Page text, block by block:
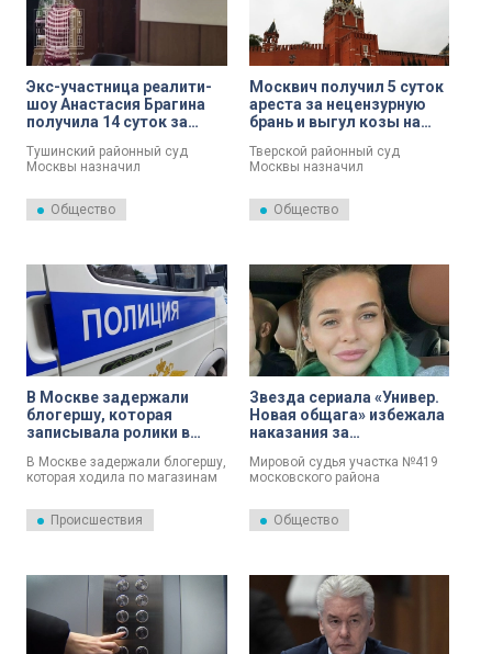
Экс-участница реалити-
шоу Анастасия Брагина
получила 14 суток за
Москве
Тушинский районный суд
Москвы назначил
бывшей участнице реалити-
шоу Анастасии Брагиной за
сообщили в пресс-службе
судов общей юрисдикции
Москвы.
Общество
Москвич получил 5 суток
ареста за нецензурную
брань и выгул козы на
Тверской районный суд
Москвы назначил
жителю столицы за
хулиганство. Об этом 21 июля
Общество
В Москве задержали
блогершу, которая
записывала ролики в
В Москве задержали блогершу,
которая ходила по магазинам
Происшествия
Звезда сериала «Универ.
Новая общага» избежала
наказания за
суд ограничился
замечанием
Мировой судья участка №419
московского района
производство по делу об
административном
силу. Об этом 17 июля
сообщили в пресс-службе
судов общей юрисдикции
Общество